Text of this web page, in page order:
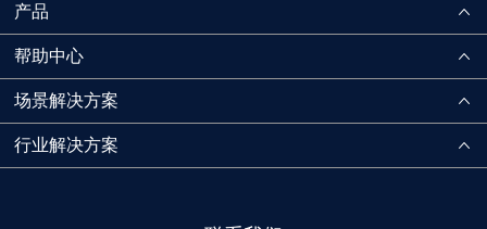
产品
帮助中心
场景解决方案
行业解决方案